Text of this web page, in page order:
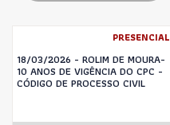
PRESENCIAL
18/03/2026 - ROLIM DE MOURA-
10 ANOS DE VIGÊNCIA DO CPC -
CÓDIGO DE PROCESSO CIVIL